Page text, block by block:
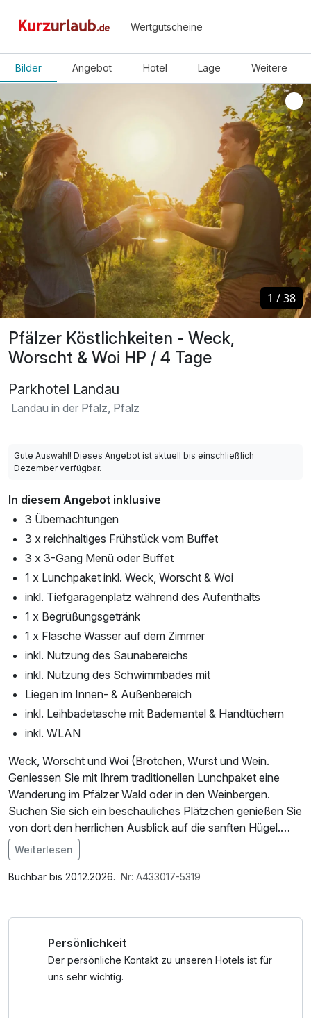
Wertgutscheine
Bilder Angebot Hotel Lage Weitere
Pfälzer Köstlichkeiten - Weck,
Worscht & Woi HP / 4 Tage
Parkhotel Landau
Landau in der Pfalz, Pfalz
1 /38
1 /38
Gute Auswahl! Dieses Angebot ist aktuell bis einschließlich
Dezember verfügbar.
In diesem Angebot inklusive
3 Übernachtungen
3 x reichhaltiges Frühstück vom Buffet
3 x 3-Gang Menü oder Buffet
1 x Lunchpaket inkl. Weck, Worscht & Woi
inkl. Tiefgaragenplatz während des Aufenthalts
1 x Begrüßungsgetränk
1 x Flasche Wasser auf dem Zimmer
inkl. Nutzung des Saunabereichs
inkl. Nutzung des Schwimmbades mit
Liegen im Innen- & Außenbereich
inkl. Leihbadetasche mit Bademantel & Handtüchern
inkl. WLAN
Weck, Worscht und Woi (Brötchen, Wurst und Wein.
Geniessen Sie mit Ihrem traditionellen Lunchpaket eine
Wanderung im Pfälzer Wald oder in den Weinbergen.
Suchen Sie sich ein beschauliches Plätzchen genießen Sie
von dort den herrlichen Ausblick auf die sanften Hügel.
Dazu in der Hand ein guter Wein, ein Weck mit
traditionellem „Weinbeißer“ vom regionalen Metzger und
vielen weiteren Leckereien, die in Ihrem Lunchpaket für Sie
Im Angebot enthalten
Saunabenutzung, Nutzung des Fitnessbereichs, W-LAN
Weiterlesen
Buchbar bis 20.12.2026. Nr: A433017-5319
Persönlichkeit
Der persönliche Kontakt zu unseren Hotels ist für
uns sehr wichtig.